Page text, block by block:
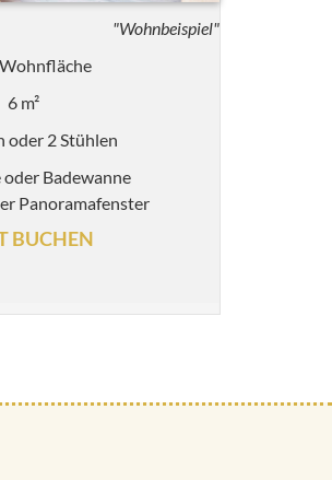
"Wohnbeispiel"
Wohnfläche
6 m²
oder 2 Stühlen
Badewanne
Panoramafenster
BUCHEN